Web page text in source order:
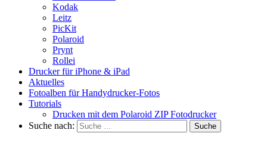
Kodak
Leitz
PicKit
Polaroid
Prynt
Rollei
Drucker für iPhone & iPad
Aktuelles
Fotoalben für Handydrucker-Fotos
Tutorials
Drucken mit dem Polaroid ZIP Fotodrucker
Suche nach: